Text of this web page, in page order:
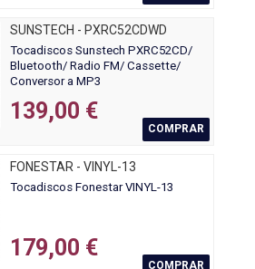
SUNSTECH - PXRC52CDWD
Tocadiscos Sunstech PXRC52CD/
Bluetooth/ Radio FM/ Cassette/
Conversor a MP3
139,00 €
COMPRAR
FONESTAR - VINYL-13
Tocadiscos Fonestar VINYL-13
179,00 €
COMPRAR